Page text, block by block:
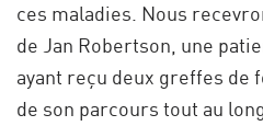
ces maladies. Nous
de Jan Robertson, une
ayant reçu deux greffes de
de son parcours tout au